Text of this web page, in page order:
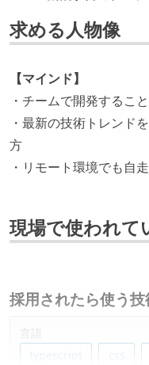
求める人物像
【マインド】
・チームで開発するこ
・最新の技術トレンド
方
・リモート環境でも自
現場で使われて
採用されたら使う技
言語
typescript
css